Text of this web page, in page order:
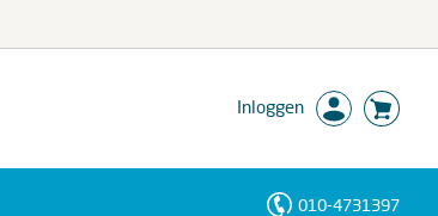
Inloggen
010-4731397